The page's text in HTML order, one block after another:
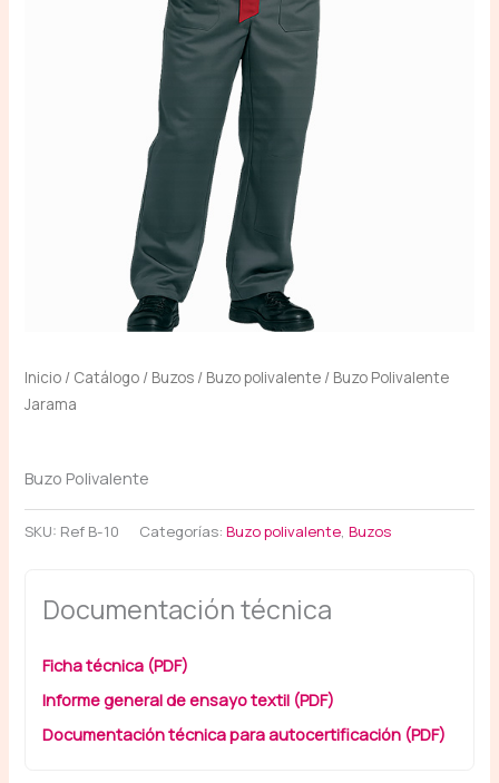
Inicio / Catálogo / Buzos / Buzo polivalente / Buzo Polivalente
Jarama
Buzo Polivalente
SKU: Ref B-10 Categorías:Buzo polivalente,Buzos
Documentación técnica
Ficha técnica (PDF)
Informe general de ensayo textil (PDF)
Documentación técnica para autocertificación (PDF)